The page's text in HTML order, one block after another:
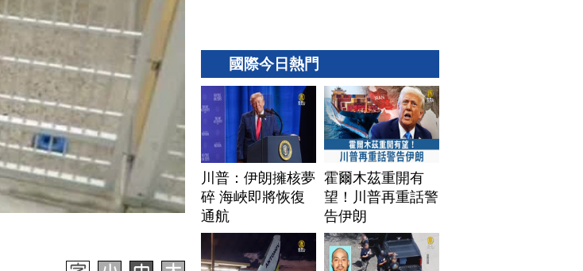
國際今日熱門
川普：伊朗擁核夢
碎 海峽即將恢復
通航
霍爾木茲重開有
望！川普再重話警
告伊朗